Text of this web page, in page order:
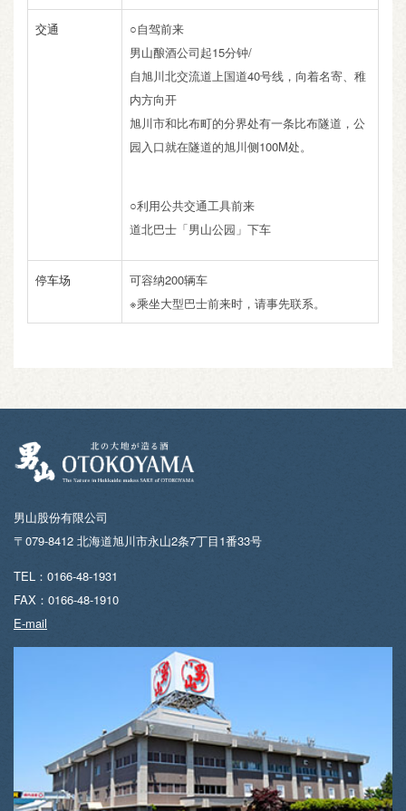
交通
○自驾前来
男山酿酒公司起15分钟/
自旭川北交流道上国道40号线，向着名寄、稚
内方向开
旭川市和比布町的分界处有一条比布隧道，公
园入口就在隧道的旭川侧100M处。
○利用公共交通工具前来
道北巴士「男山公园」下车
停车场
可容纳200辆车
※乘坐大型巴士前来时，请事先联系。
男山股份有限公司
〒079-8412 北海道旭川市永山2条7丁目1番33号
TEL：0166-48-1931
FAX：0166-48-1910
E-mail